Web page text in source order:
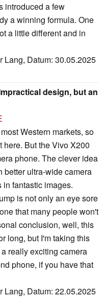
introduced a few
a winning formula. One
a little different and in
Lang, Datum: 30.05.2025
design, but an
Western markets, so
But the Vivo X200
phone. The clever idea
better ultra-wide camera
fantastic images.
is not only an eye sore
that many people won't
conclusion, well, this
long, but I'm taking this
really exciting camera
phone, if you have that
Lang, Datum: 22.05.2025